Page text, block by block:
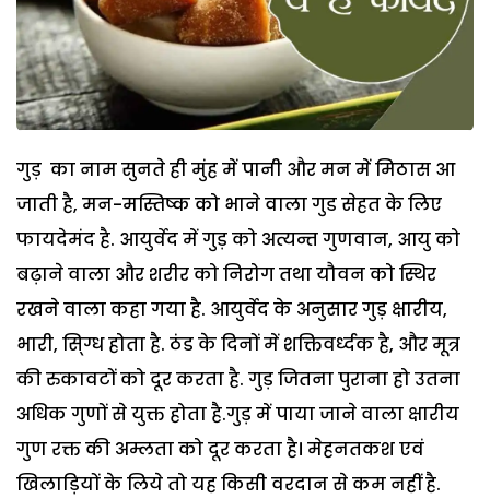
गुड़ का नाम सुनते ही मुंह में पानी और मन में मिठास आ
जाती है, मन-मस्तिष्क को भाने वाला गुड सेहत के लिए
फायदेमंद है. आयुर्वेद में गुड़ को अत्यन्त गुणवान, आयु को
बढ़ाने वाला और शरीर को निरोग तथा यौवन को स्थिर
रखने वाला कहा गया है. आयुर्वेद के अनुसार गुड़ क्षारीय,
भारी, सि्ग्ध होता है. ठंड के दिनों में शक्तिवर्ध्दक है, और मूत्र
की रुकावटों को दूर करता है. गुड़ जितना पुराना हो उतना
अधिक गुणों से युक्त होता है.गुड़ में पाया जाने वाला क्षारीय
गुण रक्त की अम्लता को दूर करता है। मेहनतकश एवं
खिलाड़ियों के लिये तो यह किसी वरदान से कम नहीं है.